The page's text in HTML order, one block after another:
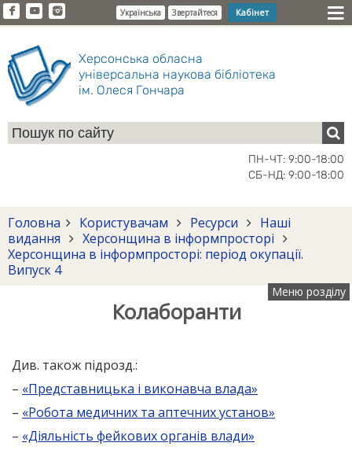
Українська Звертайтеся Кабінет
Херсонська обласна
універсальна наукова бібліотека
ім. Олеся Гончара
ПН-ЧТ: 9:00-18:00
СБ-НД: 9:00-18:00
Головна Користувачам Ресурси
Наші
видання
Херсонщина в інформпросторі
Херсонщина в інформпросторі: період окупації.
Випуск 4
Меню розділу
Колаборанти
Див. також підрозд.:
– «Представницька і виконавча влада»
– «Робота медичних та аптечних установ»
– «Діяльність фейкових органів влади»